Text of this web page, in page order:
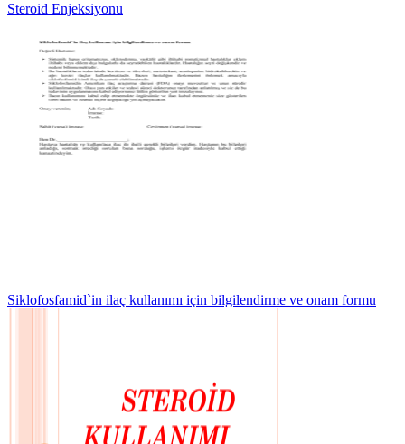
Steroid Enjeksiyonu
Siklofosfamid`in ilaç kullanımı için bilgilendirme ve onam formu